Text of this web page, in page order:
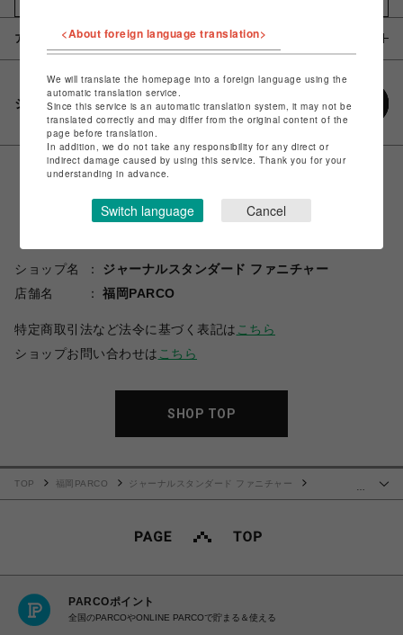
アイテム説明 / 素材
シェアする
ショップ名
ジャーナルスタンダード ファニチャー
店舗名
福岡PARCO
特定商取引法など法令に基づく表記は こちら
ショップお問い合わせは こちら
SHOP TOP
TOP 福岡PARCO
ジャーナルスタンダード ファニチャー
PARCOポイント
全国のPARCOやONLINE PARCOで貯まる＆使える
<About foreign language translation>
We will translate the homepage into a foreign language using the
automatic translation service.
Since this service is an automatic translation system, it may not be
translated correctly and may differ from the original content of the
page before translation.
In addition, we do not take any responsibility for any direct or
indirect damage caused by using this service. Thank you for your
understanding in advance.
Switch language Cancel